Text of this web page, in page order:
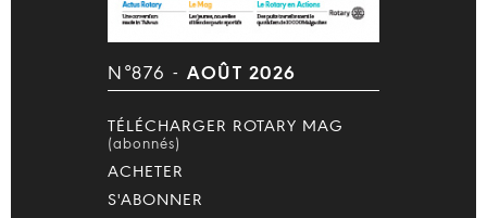
N°876 - AOÛT 2026
TÉLÉCHARGER ROTARY MAG
(abonnés)
ACHETER
S'ABONNER